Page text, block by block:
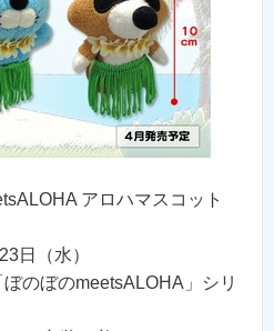
アロハマスコット
日（水）
のぼのmeetsALOHA」シリ